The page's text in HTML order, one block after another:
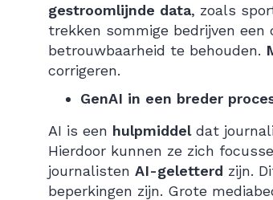
gestroomlijnde data, zoals
trekken sommige bedrijven een
betrouwbaarheid te behouden.
corrigeren.
GenAI in een breder
AI is een hulpmiddel dat
Hierdoor kunnen ze zich
journalisten AI-geletterd zijn.
beperkingen zijn. Grote